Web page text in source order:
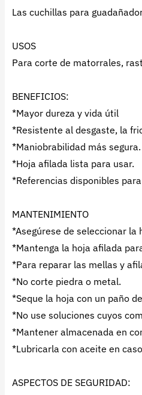
Las cuchillas para
USOS
Para corte de matorrales,
BENEFICIOS:
*Mayor dureza y vida útil
*Resistente al desgaste, la
*Maniobrabilidad más segura.
*Hoja afilada lista para usar.
*Referencias disponibles
MANTENIMIENTO
*Asegúrese de seleccionar
*Mantenga la hoja afilada
*Para reparar las mellas y
*No corte piedra o metal.
*Seque la hoja con un paño
*No use soluciones cuyos
*Mantener almacenada en
*Lubricarla con aceite en
ASPECTOS DE SEGURIDAD: